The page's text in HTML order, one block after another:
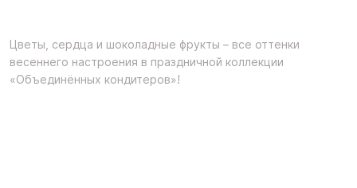
Цветы, сердца и шоколадные фрукты – все оттенки
весеннего настроения в праздничной коллекции
«Объединённых кондитеров»!